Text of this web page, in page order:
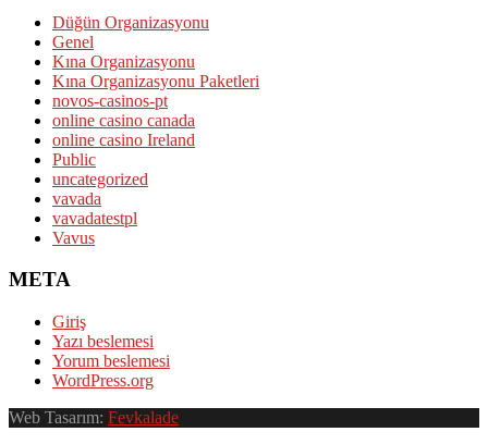
Düğün Organizasyonu
Genel
Kına Organizasyonu
Kına Organizasyonu Paketleri
novos-casinos-pt
online casino canada
online casino Ireland
Public
uncategorized
vavada
vavadatestpl
Vavus
META
Giriş
Yazı beslemesi
Yorum beslemesi
WordPress.org
Web Tasarım: Fevkalade